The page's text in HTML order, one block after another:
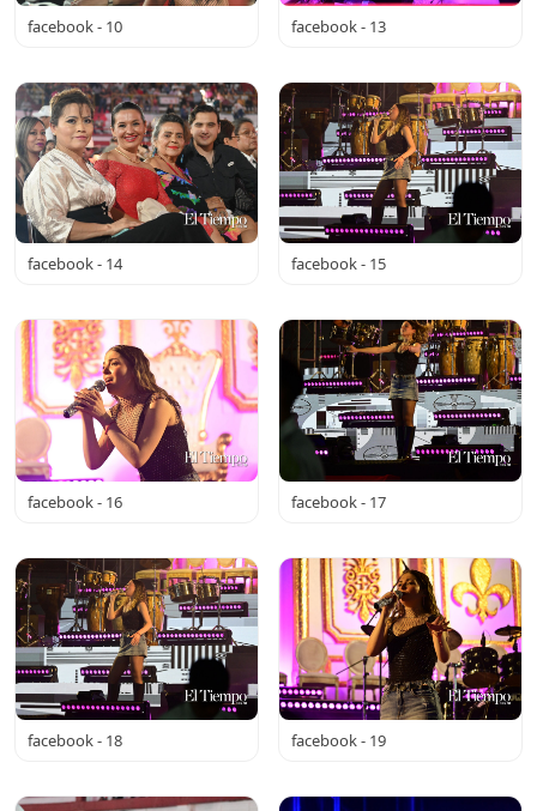
facebook - 10 facebook - 13
facebook - 14 facebook - 15
facebook - 16 facebook - 17
facebook - 18 facebook - 19